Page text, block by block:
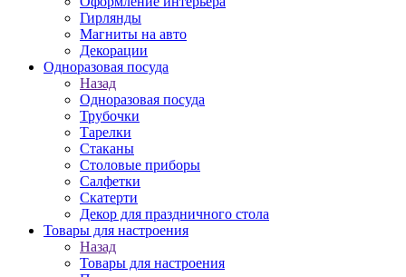
Гирлянды
Магниты на авто
Декорации
Одноразовая посуда
Назад
Одноразовая посуда
Трубочки
Тарелки
Стаканы
Столовые приборы
Салфетки
Скатерти
Декор для праздничного стола
Товары для настроения
Назад
Товары для настроения